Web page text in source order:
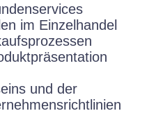
im Einzelhandel
und der